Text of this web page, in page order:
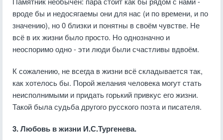
вроде бы и недосягаемы они для нас (и по времени, и по
значению), но 0 близки и понятны в своём чувстве. Не
всё в их жизни было просто. Но однозначно и
неоспоримо одно - эти люди были счастливы вдвоём.
К сожалению, не всегда в жизни всё складывается так,
как хотелось бы. Порой желания человека могут стать
неисполнимыми и придать горький привкус его жизни.
Такой была судьба другого русского поэта и писателя.
3. Любовь в жизни И.С.Тургенева.